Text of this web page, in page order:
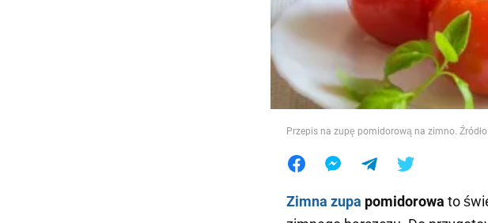
Jedzenie
Przepis na zupę pomidorową na zimno.
Zimna zupa pomidorowa to